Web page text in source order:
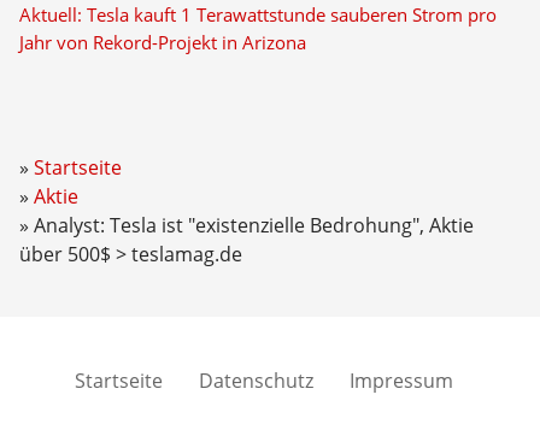
Aktuell: Tesla kauft 1 Terawattstunde sauberen Strom pro
Jahr von Rekord-Projekt in Arizona
Startseite
Aktie
Analyst: Tesla ist "existenzielle Bedrohung", Aktie
über 500$ > teslamag.de
Startseite Datenschutz Impressum